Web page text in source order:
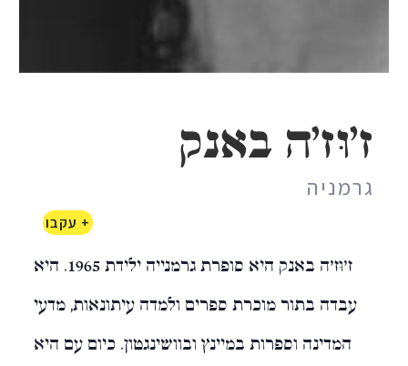
ז'וּזָ'ה באנק
גרמניה
+ עקבו
ז'וּזָ'ה באנק היא סופרת גרמנייה ילידת 1965. היא
עבדה בתור מוכרת ספרים ולמדה עיתונאות, מדעי
המדינה וספרות במיינץ ובוושינגטון. כיום עם היא